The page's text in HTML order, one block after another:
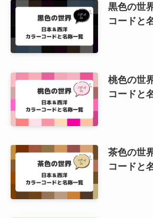
黒色の世
コードと
桃色の世
コードと
茶色の世
コードと